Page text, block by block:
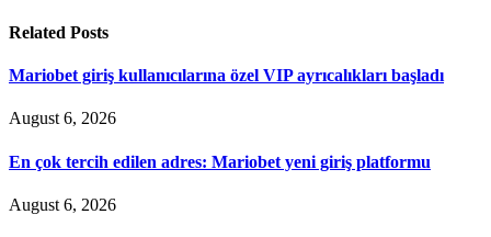
Related Posts
Mariobet giriş kullanıcılarına özel VIP ayrıcalıkları başladı
August 6, 2026
En çok tercih edilen adres: Mariobet yeni giriş platformu
August 6, 2026